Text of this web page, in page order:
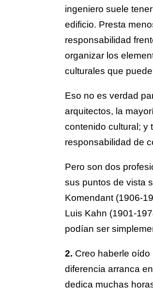
ingeniero suele
edificio. Presta
responsabilidad
organizar los
culturales que
Eso no es verdad
arquitectos, la
contenido cultural; y
responsabilidad de
Pero son dos
sus puntos de vista
Komendant (1906-
Luis Kahn (1901-
podían ser
2. Creo haberle
diferencia arranca
dedica muchas